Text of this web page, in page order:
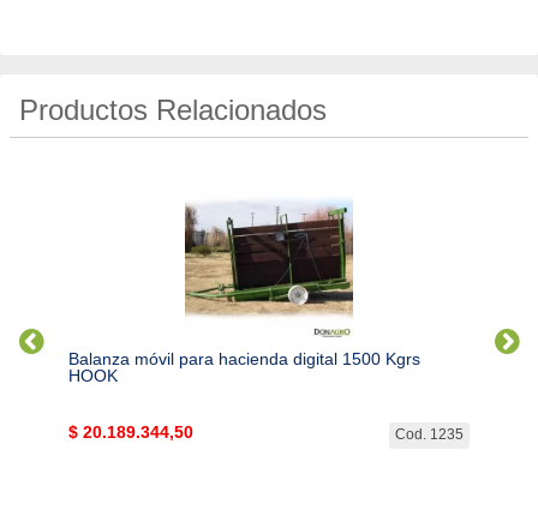
Productos Relacionados
Balanza móvil para hacienda digital 1500 Kgrs
HOOK
Cod. 1235
$ 20.189.344,50